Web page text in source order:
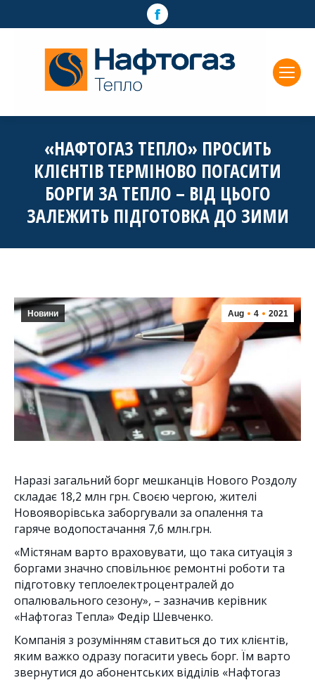
Facebook
opens
window
«НАФТОГАЗ ТЕПЛО» ПРОСИТЬ
КЛІЄНТІВ ТЕРМІНОВО ПОГАСИТИ
БОРГИ ЗА ТЕПЛО – ВІД ЦЬОГО
ЗАЛЕЖИТЬ ПІДГОТОВКА ДО ЗИМИ
Aug 4 2021
Новини
Наразі загальний борг мешканців Нового Роздолу
складає 18,2 млн грн. Своєю чергою, жителі
Новояворівська заборгували за опалення та
гаряче водопостачання 7,6 млн.грн.
«Містянам варто враховувати, що така ситуація з
боргами значно сповільнює ремонтні роботи та
підготовку теплоелектроцентралей до
опалювального сезону», – зазначив керівник
«Нафтогаз Тепла» Федір Шевченко.
Компанія з розумінням ставиться до тих клієнтів,
яким важко одразу погасити увесь борг. Їм варто
звернутися до абонентських відділів «Нафтогаз